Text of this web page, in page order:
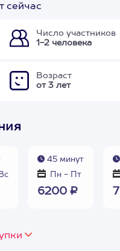
сейчас
Число участников
1-2 человека
Возраст
от 3 лет
45 минут
Пн - Пт
6200 ₽